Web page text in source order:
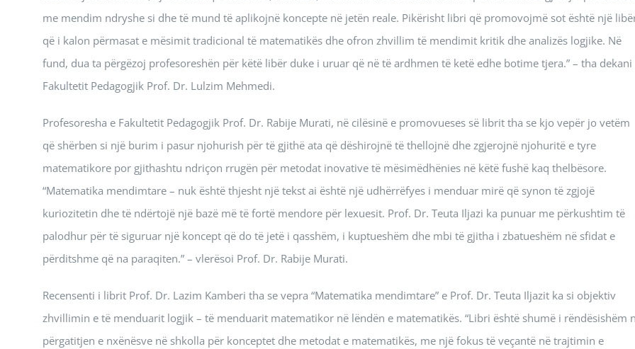
me mendim ndryshe si dhe të mund të aplikojnë koncepte në jetën reale. Pikërisht libri që promovojmë sot është një
që i kalon përmasat e mësimit tradicional të matematikës dhe ofron zhvillim të mendimit kritik dhe analizës logjike. Në
fund, dua ta përgëzoj profesoreshën për këtë libër duke i uruar që në të ardhmen të ketë edhe botime tjera.” – tha dekani
Fakultetit Pedagogjik Prof. Dr. Lulzim Mehmedi.
Profesoresha e Fakultetit Pedagogjik Prof. Dr. Rabije Murati, në cilësinë e promovueses së librit tha se kjo vepër jo vetëm
që shërben si një burim i pasur njohurish për të gjithë ata që dëshirojnë të thellojnë dhe zgjerojnë njohuritë e tyre
matematikore por gjithashtu ndriçon rrugën për metodat inovative të mësimëdhënies në këtë fushë kaq thelbësore.
“Matematika mendimtare – nuk është thjesht një tekst ai është një udhërrëfyes i menduar mirë që synon të zgjojë
kuriozitetin dhe të ndërtojë një bazë më të fortë mendore për lexuesit. Prof. Dr. Teuta Iljazi ka punuar me përkushtim të
palodhur për të siguruar një koncept që do të jetë i qasshëm, i kuptueshëm dhe mbi të gjitha i zbatueshëm në sfidat e
përditshme që na paraqiten.” – vlerësoi Prof. Dr. Rabije Murati.
Recensenti i librit Prof. Dr. Lazim Kamberi tha se vepra “Matematika mendimtare” e Prof. Dr. Teuta Iljazit ka si objektiv
zhvillimin e të menduarit logjik – të menduarit matematikor në lëndën e matematikës. “Libri është shumë i rëndësishëm
përgatitjen e nxënësve në shkolla për konceptet dhe metodat e matematikës, me një fokus të veçantë në trajtimin e